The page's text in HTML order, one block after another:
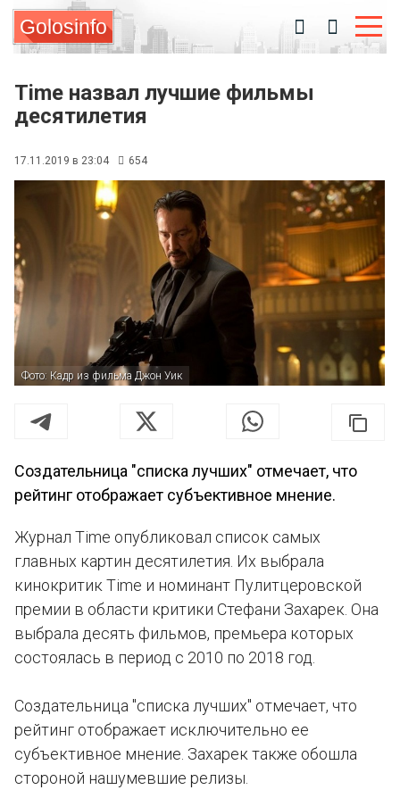
Golosinfo
Time назвал лучшие фильмы
десятилетия
17.11.2019 в 23:04 654
Фото: Кадр из фильма Джон Уик
Создательница "списка лучших" отмечает, что
рейтинг отображает субъективное мнение.
Журнал Time опубликовал список самых
главных картин десятилетия. Их выбрала
кинокритик Time и номинант Пулитцеровской
премии в области критики Стефани Захарек. Она
выбрала десять фильмов, премьера которых
состоялась в период с 2010 по 2018 год.
Создательница "списка лучших" отмечает, что
рейтинг отображает исключительно ее
субъективное мнение. Захарек также обошла
стороной нашумевшие релизы.